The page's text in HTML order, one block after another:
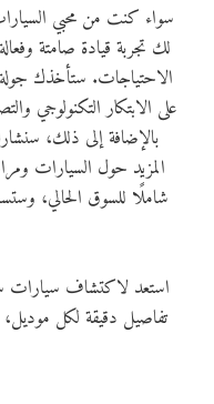
سواء كنت من محبي
لك تجربة قيادة صامتة
الاحتياجات. ستأخذك جولة
على الابتكار التكنولوجي
بالإضافة إلى ذلك،
المزيد حول السيارات
شاملًا للسوق الحالي،
تفاصيل دقيقة لكل